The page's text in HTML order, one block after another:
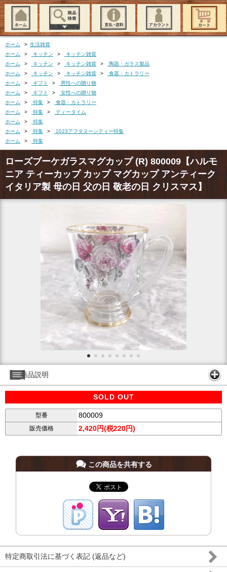
ホーム > 生活雑貨
ホーム
> キッチン >
キッチン雑貨
ホーム
> キッチン > キッチン雑貨 >
陶器・ガラス製品
ホーム
> キッチン > キッチン雑貨 >
食器・カトラリー
ホーム
> ギフト >
男性への贈り物
ホーム
> ギフト >
女性への贈り物
ホーム
> 特集 >
食器・カトラリー
ホーム
> 特集 >
ティータイム
ホーム
>
特集
ホーム
> 特集 >
2023アフタヌーンティー特集
ホーム
> 特集
ローズブーケガラスマグカップ (R) 800009【ハルモ
ニア ティーカップ カップ マグカップ アンティーク
イタリア製 母の日 父の日 敬老の日 クリスマス】
商品説明
SOLD OUT
型番 800009
販売価格 2,420円(税220円)
この商品を共有する
特定商取引法に基づく表記 (返品など)